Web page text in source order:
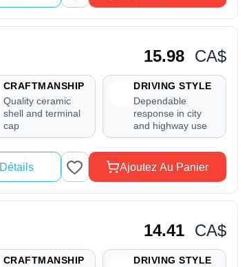
15.98 CA$
CRAFTMANSHIP
Quality ceramic
shell and terminal
cap
DRIVING STYLE
Dependable
response in city
and highway use
Détails Ajoutez Au Panier
14.41 CA$
CRAFTMANSHIP
DRIVING STYLE